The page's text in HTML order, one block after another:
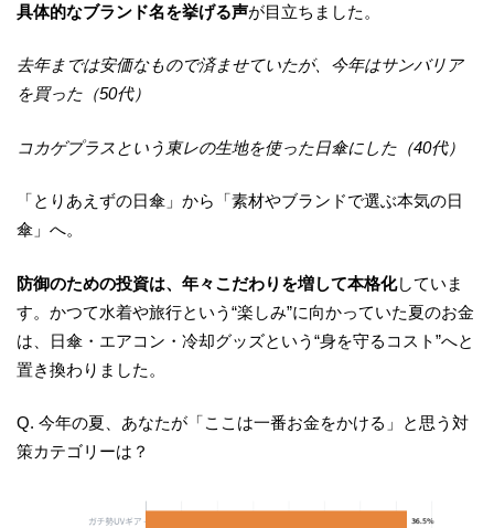
具体的なブランド名を挙げる声が目立ちました。
去年までは安価なもので済ませていたが、今年はサンバリア
を買った（50代）
コカゲプラスという東レの生地を使った日傘にした（40代）
「とりあえずの日傘」から「素材やブランドで選ぶ本気の日
傘」へ。
防御のための投資は、年々こだわりを増して本格化していま
す。かつて水着や旅行という“楽しみ”に向かっていた夏のお金
は、日傘・エアコン・冷却グッズという“身を守るコスト”へと
置き換わりました。
Q. 今年の夏、あなたが「ここは一番お金をかける」と思う対
策カテゴリーは？